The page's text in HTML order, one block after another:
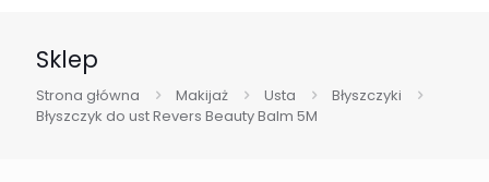
Sklep
Strona główna Makijaż Usta
Błyszczyki
Błyszczyk do ust Revers Beauty Balm 5M